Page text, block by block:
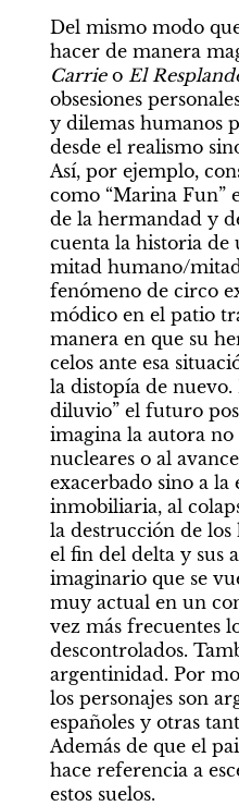
Del mismo modo
Carrie o El
obsesiones
y dilemas humanos
desde el realismo
Así, por ejemplo,
como “Marina Fun”
de la hermandad y
cuenta la historia de
mitad humano/
fenómeno de circo
módico en el patio
manera en que su
celos ante esa
la distopía de
diluvio” el futuro
imagina la autora no
nucleares o al
exacerbado sino a la
inmobiliaria, al
la destrucción de
el fin del delta y sus
imaginario que se
muy actual en un
vez más frecuentes
descontrolados.
argentinidad. Por
los personajes son
españoles y otras
Además de que el
hace referencia a
estos suelos.